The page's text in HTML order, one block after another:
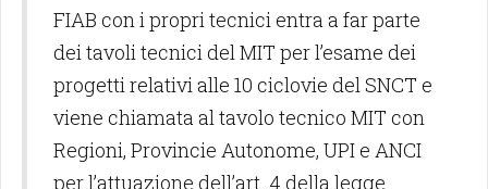
FIAB con i propri tecnici entra a far parte
dei tavoli tecnici del MIT per l’esame dei
progetti relativi alle 10 ciclovie del SNCT e
viene chiamata al tavolo tecnico MIT con
Regioni, Provincie Autonome, UPI e ANCI
per l’attuazione dell’art. 4 della legge